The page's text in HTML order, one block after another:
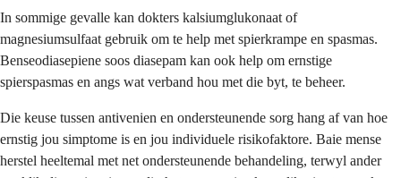
In sommige gevalle kan dokters kalsiumglukonaat of
magnesiumsulfaat gebruik om te help met spierkrampe en spasmas.
Benseodiasepiene soos diasepam kan ook help om ernstige
spierspasmas en angs wat verband hou met die byt, te beheer.
Die keuse tussen antivenien en ondersteunende sorg hang af van hoe
ernstig jou simptome is en jou individuele risikofaktore. Baie mense
herstel heeltemal met net ondersteunende behandeling, terwyl ander